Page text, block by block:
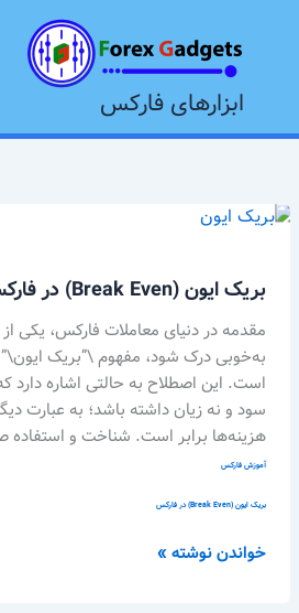
ابزارهای فارکس
بریک ایون (Break Even) در فارکس
مقدمه در دنیای معاملات فارکس، یکی
به‌خوبی درک شود، مفهوم \”بریک
است. این اصطلاح به حالتی اشاره دارد
سود و نه زیان داشته باشد؛ به عبارت
هزینه‌ها برابر است. شناخت و استفاده
آموزش فارکس
بریک ایون (Break Even) در فارکس
بریک
Even)
در
فارکس
خواندن نوشته »